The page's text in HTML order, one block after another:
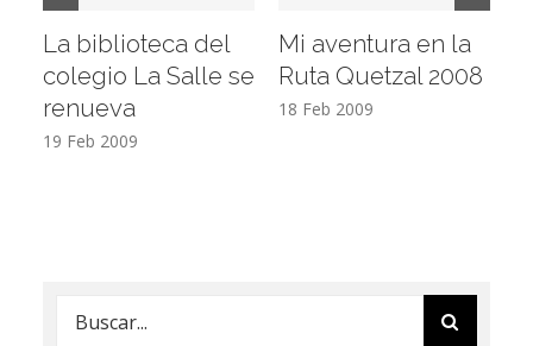
La biblioteca del
colegio La Salle se
renueva
19 Feb 2009
Mi aventura en la
Ruta Quetzal 2008
18 Feb 2009
Buscar: